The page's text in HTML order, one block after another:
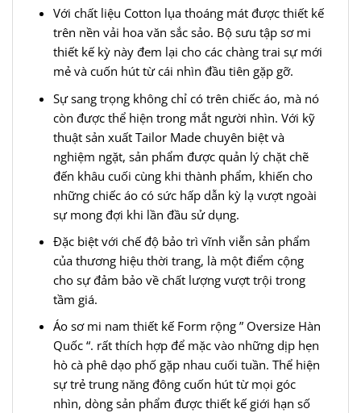
Với chất liệu Cotton lụa thoáng mát được thiết kế
trên nền vải hoa văn sắc sảo. Bộ sưu tập sơ mi
thiết kế kỳ này đem lại cho các chàng trai sự mới
mẻ và cuốn hút từ cái nhìn đầu tiên gặp gỡ.
Sự sang trọng không chỉ có trên chiếc áo, mà nó
còn được thể hiện trong mắt người nhìn. Với kỹ
thuật sản xuất Tailor Made chuyên biệt và
nghiệm ngặt, sản phẩm được quản lý chặt chẽ
đến khâu cuối cùng khi thành phẩm, khiến cho
những chiếc áo có sức hấp dẫn kỳ lạ vượt ngoài
sự mong đợi khi lần đầu sử dụng.
Đặc biệt với chế độ bảo trì vĩnh viễn sản phẩm
của thương hiệu thời trang, là một điểm cộng
cho sự đảm bảo về chất lượng vượt trội trong
tầm giá.
Áo sơ mi nam thiết kế Form rộng ” Oversize Hàn
Quốc “. rất thích hợp để mặc vào những dịp hẹn
hò cà phê dạo phố gặp nhau cuối tuần. Thể hiện
sự trẻ trung năng đông cuốn hút từ mọi góc
nhìn, dòng sản phẩm được thiết kế giới hạn số